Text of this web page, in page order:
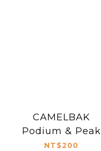
CAMELBAK
Podium & Peak
Fitness 噴射水瓶替
NT$200